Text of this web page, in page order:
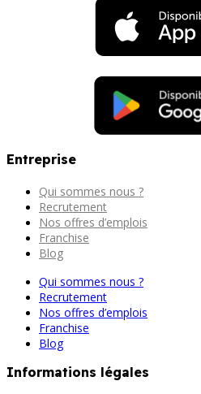
Entreprise
Qui sommes nous ?
Recrutement
Nos offres d’emplois
Franchise
Blog
Qui sommes nous ?
Recrutement
Nos offres d’emplois
Franchise
Blog
Informations légales